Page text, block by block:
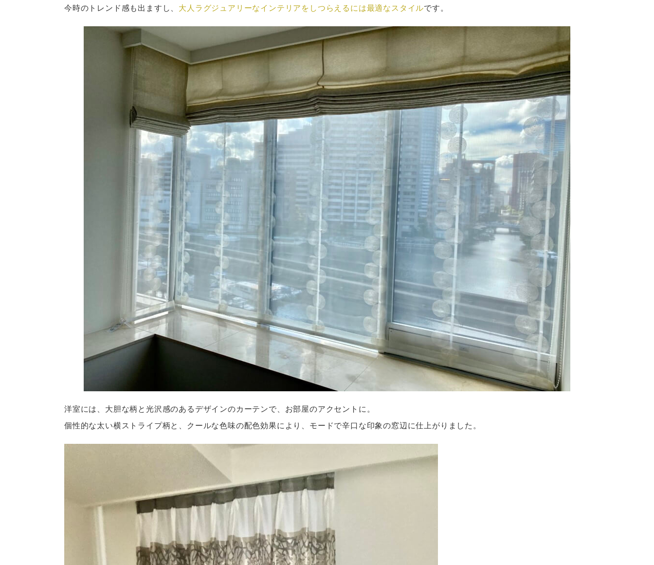
今時のトレンド感も出ますし、 大人ラグジュアリーなインテリアをしつらえるには最適なスタイルです。
洋室には、大胆な柄と光沢感のあるデザインのカーテンで、お部屋のアクセントに。
個性的な太い横ストライプ柄と、クールな色味の配色効果により、モードで辛口な印象の窓辺に仕上がりました。